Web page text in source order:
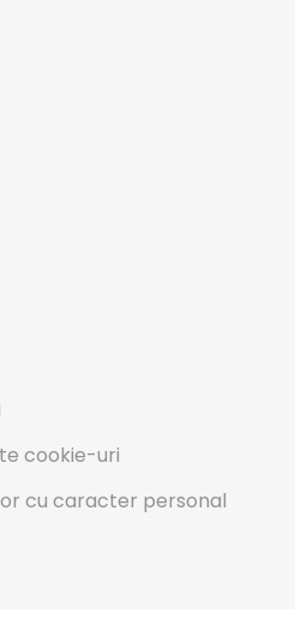
cookie-uri
cu caracter personal